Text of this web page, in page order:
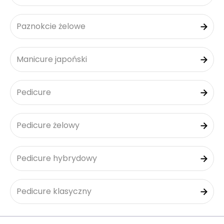
Paznokcie żelowe
Manicure japoński
Pedicure
Pedicure żelowy
Pedicure hybrydowy
Pedicure klasyczny